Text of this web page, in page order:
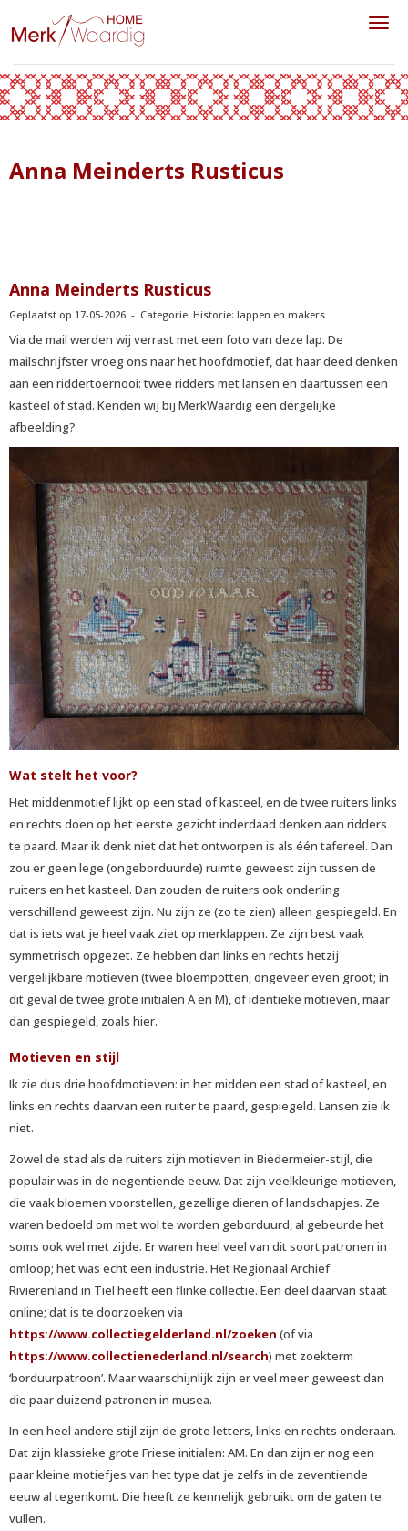
Anna Meinderts Rusticus
Anna Meinderts Rusticus
Geplaatst op 17-05-2026 - Categorie: Historie: lappen en makers
Via de mail werden wij verrast met een foto van deze lap. De
mailschrijfster vroeg ons naar het hoofdmotief, dat haar deed denken
aan een riddertoernooi: twee ridders met lansen en daartussen een
kasteel of stad. Kenden wij bij MerkWaardig een dergelijke
afbeelding?
Wat stelt het voor?
Het middenmotief lijkt op een stad of kasteel, en de twee ruiters links
en rechts doen op het eerste gezicht inderdaad denken aan ridders
te paard. Maar ik denk niet dat het ontworpen is als één tafereel. Dan
zou er geen lege (ongeborduurde) ruimte geweest zijn tussen de
ruiters en het kasteel. Dan zouden de ruiters ook onderling
verschillend geweest zijn. Nu zijn ze (zo te zien) alleen gespiegeld. En
dat is iets wat je heel vaak ziet op merklappen. Ze zijn best vaak
symmetrisch opgezet. Ze hebben dan links en rechts hetzij
vergelijkbare motieven (twee bloempotten, ongeveer even groot; in
dit geval de twee grote initialen A en M), of identieke motieven, maar
dan gespiegeld, zoals hier.
Motieven en stijl
Ik zie dus drie hoofdmotieven: in het midden een stad of kasteel, en
links en rechts daarvan een ruiter te paard, gespiegeld. Lansen zie ik
niet.
Zowel de stad als de ruiters zijn motieven in Biedermeier-stijl, die
populair was in de negentiende eeuw. Dat zijn veelkleurige motieven,
die vaak bloemen voorstellen, gezellige dieren of landschapjes. Ze
waren bedoeld om met wol te worden geborduurd, al gebeurde het
soms ook wel met zijde. Er waren heel veel van dit soort patronen in
omloop; het was echt een industrie. Het Regionaal Archief
Rivierenland in Tiel heeft een flinke collectie. Een deel daarvan staat
online; dat is te doorzoeken via
https://www.collectiegelderland.nl/zoeken (of via
https://www.collectienederland.nl/search) met zoekterm
‘borduurpatroon’. Maar waarschijnlijk zijn er veel meer geweest dan
die paar duizend patronen in musea.
In een heel andere stijl zijn de grote letters, links en rechts onderaan.
Dat zijn klassieke grote Friese initialen: AM. En dan zijn er nog een
paar kleine motiefjes van het type dat je zelfs in de zeventiende
eeuw al tegenkomt. Die heeft ze kennelijk gebruikt om de gaten te
vullen.